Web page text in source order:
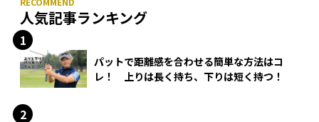
人気記事ランキング
パットで距離感を合わせる簡単な方法はコ
レ！ 上りは長く持ち、下りは短く持つ！